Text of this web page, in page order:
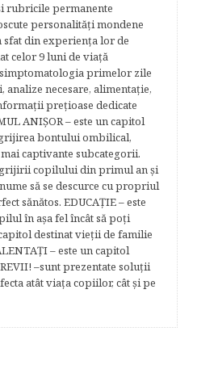
rubricile permanente
personalităţi mondene
din experienţa lor de
celor 9 luni de viaţă
primelor zile
necesare, alimentaţie,
preţioase dedicate
ANIŞOR – este un capitol
bontului ombilical,
captivante subcategorii.
copilului din primul an şi
să se descurce cu propriul
sănătos. EDUCAŢIE – este
în aşa fel încât să poţi
destinat vieţii de familie
– este un capitol
–sunt prezentate soluţii
atât viaţa copiilor, cât şi pe